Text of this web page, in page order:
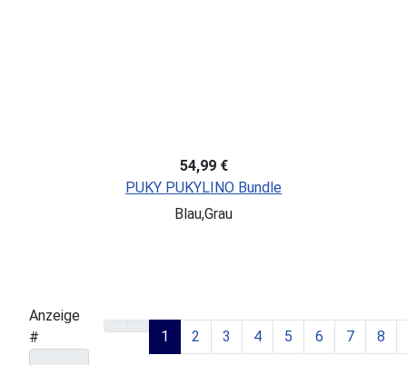
54,99 €
PUKY PUKYLINO Bundle
Blau,Grau
Anzeige
#
1 2 3 4 5 6 7 8